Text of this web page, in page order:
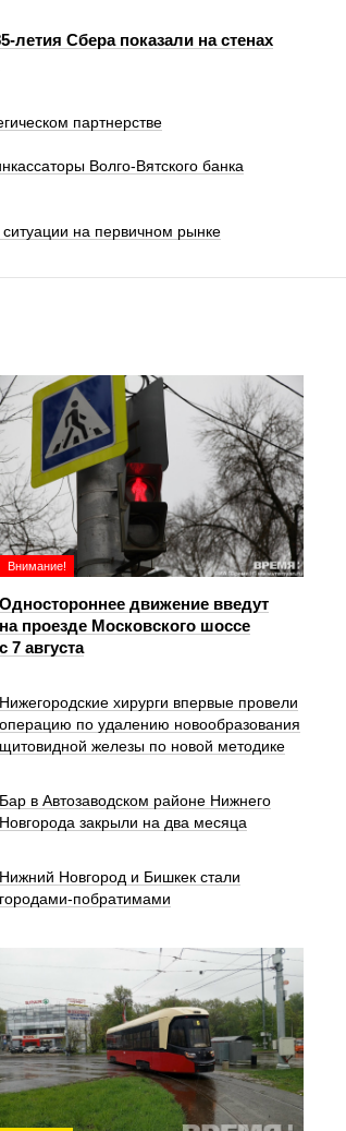
летия Сбера показали на стенах
партнерстве
Волго-Вятского банка
на первичном рынке
Внимание!
Одностороннее движение введут
на проезде Московского шоссе
с 7 августа
Нижегородские хирурги впервые провели
операцию по удалению новообразования
щитовидной железы по новой методике
Бар в Автозаводском районе Нижнего
Новгорода закрыли на два месяца
Нижний Новгород и Бишкек стали
городами-побратимами